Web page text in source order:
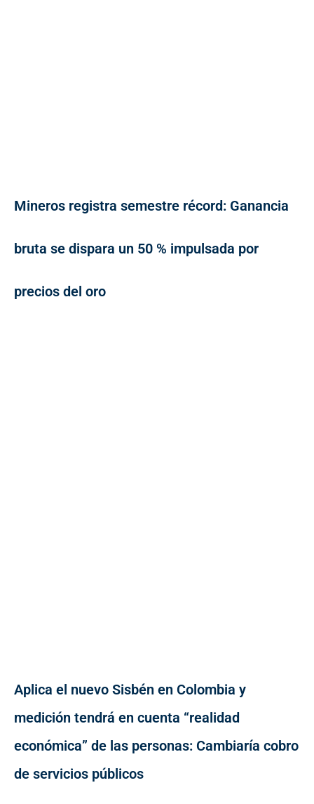
Mineros registra semestre récord: Ganancia
bruta se dispara un 50 % impulsada por
precios del oro
Aplica el nuevo Sisbén en Colombia y
medición tendrá en cuenta “realidad
económica” de las personas: Cambiaría cobro
de servicios públicos